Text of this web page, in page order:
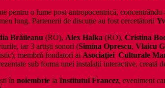
o lume post-antropocentrică,
lung. Partenerii de discuție au fost cercetătorii
Brăileanu (RO), Alex Halka (RO), Cristina
iar 3 artiști sonori (Simina Oprescu, Vlaicu
membrii fondatori ai Asociației Culturale
sub forma unei instalații interactive, creată
în noiembrie la Institutul Francez, eveniment